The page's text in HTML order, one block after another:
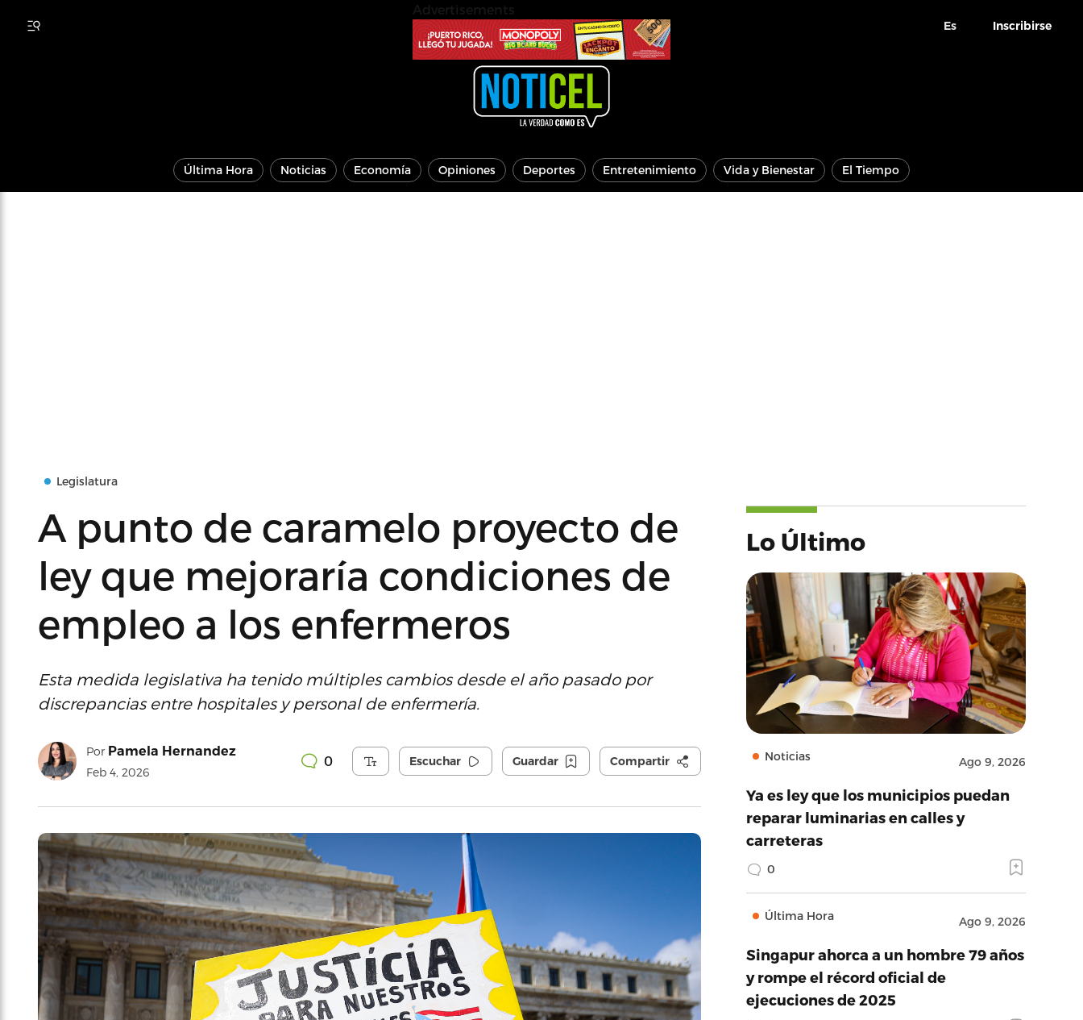
Es Inscribirse
Última Hora Noticias Economía Opiniones Deportes Entretenimiento Vida y Bienestar El Tiempo
Legislatura
A punto de caramelo proyecto de
ley que mejoraría condiciones de
empleo a los enfermeros
Esta medida legislativa ha tenido múltiples cambios desde el año pasado por
discrepancias entre hospitales y personal de enfermería.
Por Pamela Hernandez
Feb 4, 2026
0 Escuchar Guardar Compartir
Lo Último
Noticias Ago 9, 2026
Ya es ley que los municipios puedan
reparar luminarias en calles y
carreteras
0
Última Hora Ago 9, 2026
Singapur ahorca a un hombre 79 años
y rompe el récord oficial de
ejecuciones de 2025